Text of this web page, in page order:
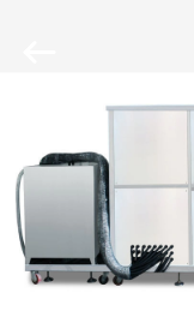
PRODUKTY
POKAZ